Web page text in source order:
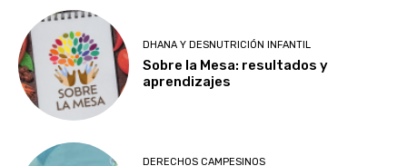
DHANA Y DESNUTRICIÓN INFANTIL
Sobre la Mesa: resultados y
aprendizajes
DERECHOS CAMPESINOS